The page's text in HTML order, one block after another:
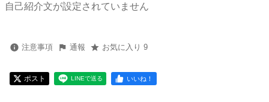
自己紹介文が設定されていません
注意事項 通報 お気に入り 9
ポスト LINEで送る いいね！